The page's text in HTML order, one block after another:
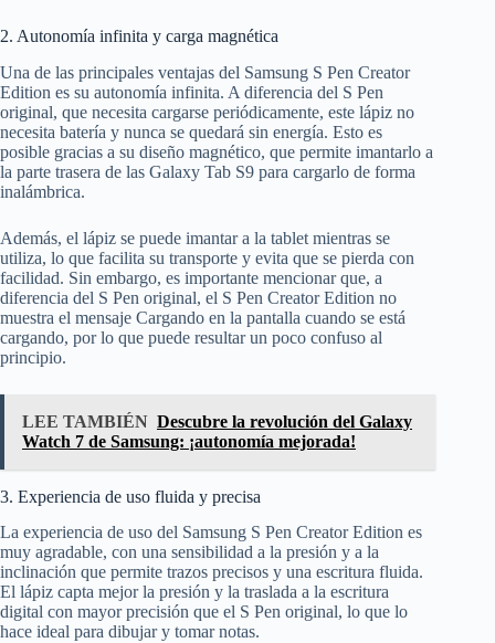
2. Autonomía infinita y carga magnética
Una de las principales ventajas del Samsung S Pen Creator
Edition es su autonomía infinita. A diferencia del S Pen
original, que necesita cargarse periódicamente, este lápiz no
necesita batería y nunca se quedará sin energía. Esto es
posible gracias a su diseño magnético, que permite imantarlo a
la parte trasera de las Galaxy Tab S9 para cargarlo de forma
inalámbrica.
Además, el lápiz se puede imantar a la tablet mientras se
utiliza, lo que facilita su transporte y evita que se pierda con
facilidad. Sin embargo, es importante mencionar que, a
diferencia del S Pen original, el S Pen Creator Edition no
muestra el mensaje Cargando en la pantalla cuando se está
cargando, por lo que puede resultar un poco confuso al
principio.
LEE TAMBIÉN Descubre la revolución del Galaxy
Watch 7 de Samsung: ¡autonomía mejorada!
3. Experiencia de uso fluida y precisa
La experiencia de uso del Samsung S Pen Creator Edition es
muy agradable, con una sensibilidad a la presión y a la
inclinación que permite trazos precisos y una escritura fluida.
El lápiz capta mejor la presión y la traslada a la escritura
digital con mayor precisión que el S Pen original, lo que lo
hace ideal para dibujar y tomar notas.